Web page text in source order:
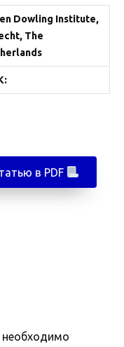
Dowling Institute,
The
в PDF